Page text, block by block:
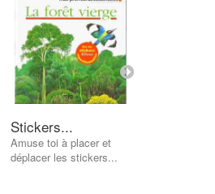
Stickers...
Amuse toi à placer et
déplacer les stickers...